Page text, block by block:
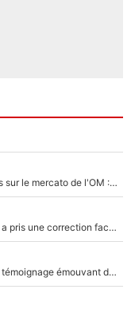
Medina, Rulli, Paixao... ça part dans tous les sens sur le mercato de l'OM : Frank McCourt va enfin récupérer l'argent qu'il attend ?
Sans Ousmane Dembélé et Désiré Doué, le PSG a pris une correction face à Majorque : Luis Enrique attend avec impatience des renforts !
F1 : « Je lui ai fait un câlin, puis j’ai dû partir...», le témoignage émouvant de Max Verstappen sur sa fille